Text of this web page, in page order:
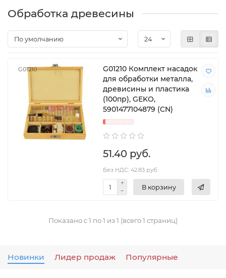
Обработка древесины
G01210
G01210 Комплект насадок
для обработки металла,
древисины и пластика
(100пр), GEKO,
5901477104879 (CN)
51.40 руб.
Без НДС: 42.83 руб.
В корзину
Показано с 1 по 1 из 1 (всего 1 страниц)
Новинки Лидер продаж Популярные